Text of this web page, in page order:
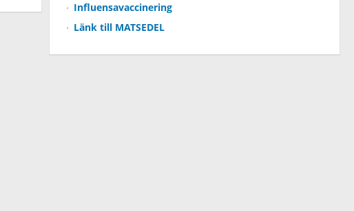
Influensavaccinering
Länk till MATSEDEL